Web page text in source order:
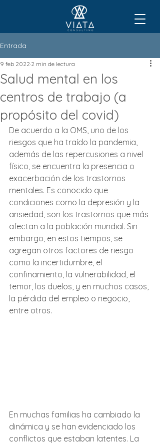
Entrada
Salud mental en los
centros de trabajo (a
propósito del covid)
9 feb 2022 2 min de lectura
De acuerdo a la OMS, uno de los
riesgos que ha traído la pandemia,
además de las repercusiones a nivel
físico, se encuentra la presencia o
exacerbación de los trastornos
mentales. Es conocido que
condiciones como la depresión y la
ansiedad, son los trastornos que más
afectan a la población mundial. Sin
embargo, en estos tiempos, se
agregan otros factores de riesgo
como la incertidumbre, el
confinamiento, la vulnerabilidad, el
temor, los duelos, y en muchos casos,
la pérdida del empleo o negocio,
entre otros.
En muchas familias ha cambiado la
dinámica y se han evidenciado los
conflictos que estaban latentes. La